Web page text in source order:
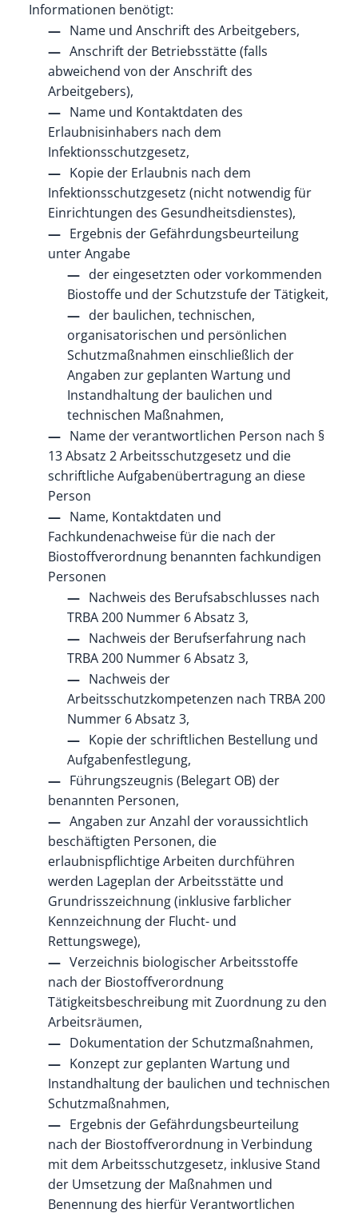
Informationen benötigt:
Name und Anschrift des Arbeitgebers,
Anschrift der Betriebsstätte (falls
abweichend von der Anschrift des
Arbeitgebers),
Name und Kontaktdaten des
Erlaubnisinhabers nach dem
Infektionsschutzgesetz,
Kopie der Erlaubnis nach dem
Infektionsschutzgesetz (nicht notwendig für
Einrichtungen des Gesundheitsdienstes),
Ergebnis der Gefährdungsbeurteilung
unter Angabe
der eingesetzten oder vorkommenden
Biostoffe und der Schutzstufe der Tätigkeit,
der baulichen, technischen,
organisatorischen und persönlichen
Schutzmaßnahmen einschließlich der
Angaben zur geplanten Wartung und
Instandhaltung der baulichen und
technischen Maßnahmen,
Name der verantwortlichen Person nach §
13 Absatz 2 Arbeitsschutzgesetz und die
schriftliche Aufgabenübertragung an diese
Person
Name, Kontaktdaten und
Fachkundenachweise für die nach der
Biostoffverordnung benannten fachkundigen
Personen
Nachweis des Berufsabschlusses nach
TRBA 200 Nummer 6 Absatz 3,
Nachweis der Berufserfahrung nach
TRBA 200 Nummer 6 Absatz 3,
Nachweis der
Arbeitsschutzkompetenzen nach TRBA 200
Nummer 6 Absatz 3,
Kopie der schriftlichen Bestellung und
Aufgabenfestlegung,
Führungszeugnis (Belegart OB) der
benannten Personen,
Angaben zur Anzahl der voraussichtlich
beschäftigten Personen, die
erlaubnispflichtige Arbeiten durchführen
werden Lageplan der Arbeitsstätte und
Grundrisszeichnung (inklusive farblicher
Kennzeichnung der Flucht- und
Rettungswege),
Verzeichnis biologischer Arbeitsstoffe
nach der Biostoffverordnung
Tätigkeitsbeschreibung mit Zuordnung zu den
Arbeitsräumen,
Dokumentation der Schutzmaßnahmen,
Konzept zur geplanten Wartung und
Instandhaltung der baulichen und technischen
Schutzmaßnahmen,
Ergebnis der Gefährdungsbeurteilung
nach der Biostoffverordnung in Verbindung
mit dem Arbeitsschutzgesetz, inklusive Stand
der Umsetzung der Maßnahmen und
Benennung des hierfür Verantwortlichen